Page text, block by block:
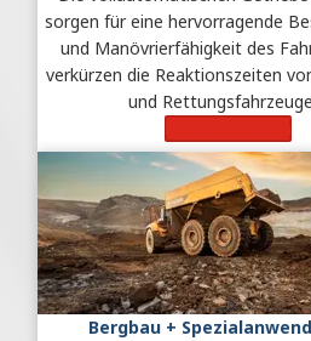
sorgen für eine hervorragende
und Manövrierfähigkeit des
verkürzen die Reaktionszeiten
und
Bergbau +